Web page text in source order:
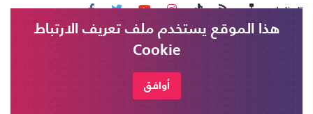
تابعنا على
هذا الموقع يستخدم ملف تعريف الارتباط
Cookie
أوافق